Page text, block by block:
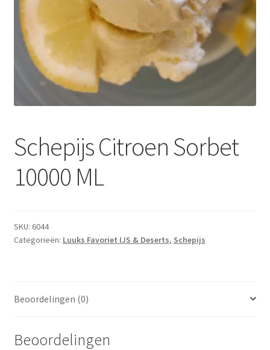
Dranken
Droge Kruidenierswaren
Frites
Koeling
Non-food
Salades
Maaltijden Diepvries
Schepijs Citroen Sorbet
10000 ML
SKU: 6044
Categorieën: Luuks Favoriet IJS & Deserts, Schepijs
Beoordelingen (0)
Beoordelingen